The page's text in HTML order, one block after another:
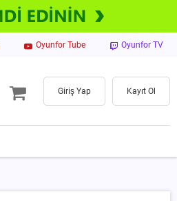
Oyunfor Tube Oyunfor TV
Giriş Yap Kayıt Ol